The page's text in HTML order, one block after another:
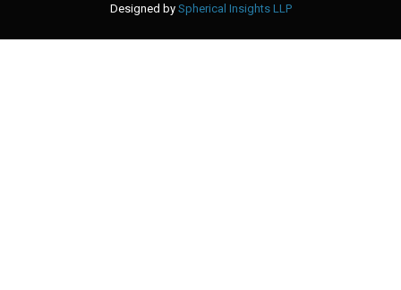
Designed by Spherical Insights LLP